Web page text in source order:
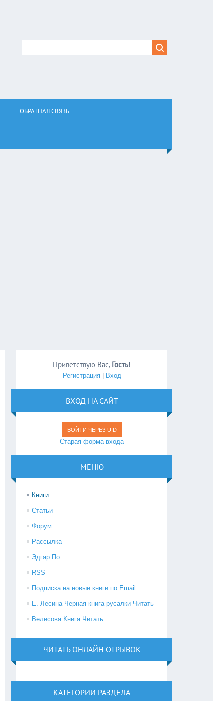
ОБРАТНАЯ СВЯЗЬ
Приветствую Вас, Гость!
Регистрация| Вход
ВХОД НА САЙТ
ВОЙТИ ЧЕРЕЗ UID
Старая форма входа
МЕНЮ
Книги
Статьи
Форум
Рассылка
Эдгар По
RSS
Подписка на новые книги по Email
Е. Лесина Черная книга русалки Читать
Велесова Книга Читать
ЧИТАТЬ ОНЛАЙН ОТРЫВОК
КАТЕГОРИИ РАЗДЕЛА